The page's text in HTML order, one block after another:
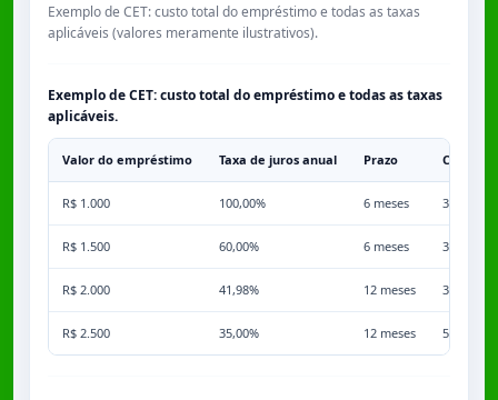
Exemplo de CET: custo total do empréstimo e todas as taxas
aplicáveis (valores meramente ilustrativos).
Exemplo de CET: custo total do empréstimo e todas as taxas
aplicáveis.
Valor do empréstimo Taxa de juros anual Prazo
R$ 1.000 100,00% 6 meses 3,50%
R$ 1.500 60,00% 6 meses 3,50%
R$ 2.000 41,98% 12 meses 3,50%
R$ 2.500 35,00% 12 meses 5,00%